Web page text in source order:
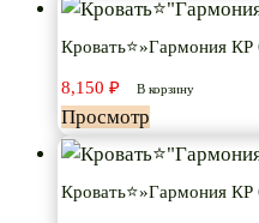
Кровать⭐»Гармония
8,150 ₽ В корзину
Просмотр
Кровать⭐»Гармония